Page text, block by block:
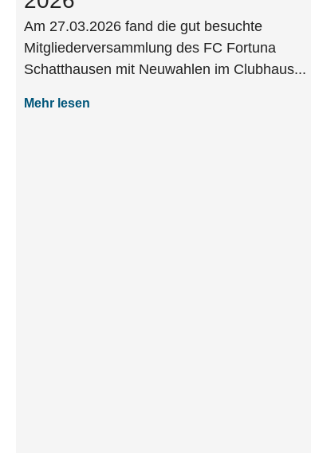
Am 27.03.2026 fand die gut besuchte
Mitgliederversammlung des FC Fortuna
Schatthausen mit Neuwahlen im Clubhaus...
Mehr lesen